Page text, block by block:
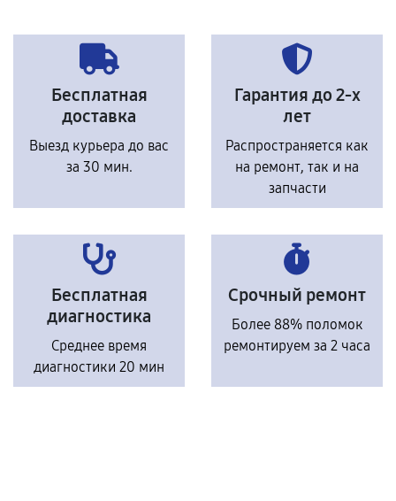
Бесплатная
доставка
Выезд курьера до вас
за 30 мин.
Гарантия до 2-х
лет
Распространяется как
на ремонт, так и на
запчасти
Бесплатная
диагностика
Среднее время
диагностики 20 мин
Срочный ремонт
Более 88% поломок
ремонтируем за 2 часа